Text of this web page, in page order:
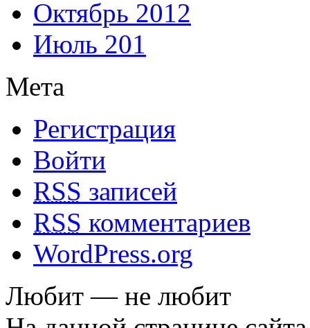
Октябрь 2012
Июль 201
Мета
Регистрация
Войти
RSS записей
RSS комментариев
WordPress.org
Любит — не любит